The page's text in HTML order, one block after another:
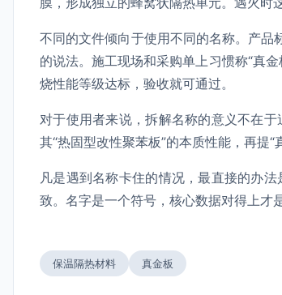
不同的文件倾向于使用不同的名称。产品
的说法。施工现场和采购单上习惯称“真
烧性能等级达标，验收就可通过。
对于使用者来说，拆解名称的意义不在
其“热固型改性聚苯板”的本质性能，再提
凡是遇到名称卡住的情况，最直接的办
致。名字是一个符号，核心数据对得上才
保温隔热材料 真金板